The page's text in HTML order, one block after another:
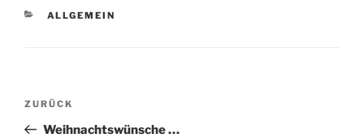
KATEGORIEN
ALLGEMEIN
Beitragsnavigation
Vorheriger
Beitrag
ZURÜCK
Weihnachtswünsche …